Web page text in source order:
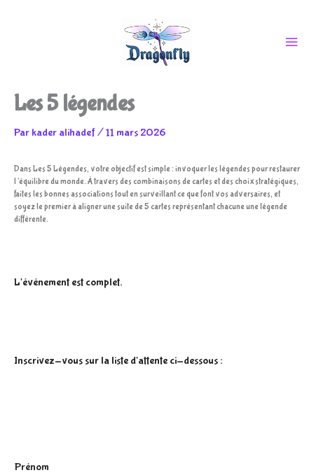
contenu
Les 5 légendes
Par kader alihadef/11 mars 2026
Dans Les 5 Légendes, votre objectif est simple : invoquer les légendes pour restaurer
l’équilibre du monde. À travers des combinaisons de cartes et des choix stratégiques,
faites les bonnes associations tout en surveillant ce que font vos adversaires, et
soyez le premier à aligner une suite de 5 cartes représentant chacune une légende
différente.
L'événement est complet.
Inscrivez-vous sur la liste d'attente ci-dessous :
Prénom